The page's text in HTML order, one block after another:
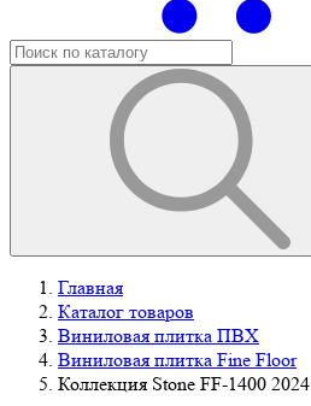
Главная
Каталог товаров
Виниловая плитка ПВХ
Виниловая плитка Fine Floor
Коллекция Stone FF-1400 2024